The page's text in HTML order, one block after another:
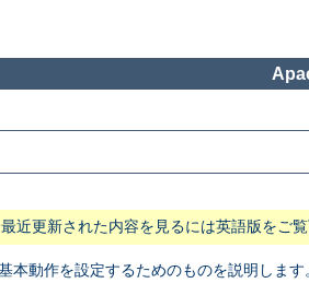
近更新された内容を見るには英語版をご覧
本動作を設定するためのものを説明します